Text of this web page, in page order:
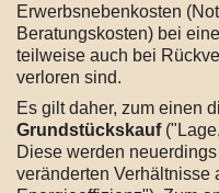
Erwerbsnebenkosten
Beratungskosten) bei
teilweise auch bei
verloren sind.
Es gilt daher, zum einen
Grundstückskauf
Diese werden
veränderten Verhältnisse